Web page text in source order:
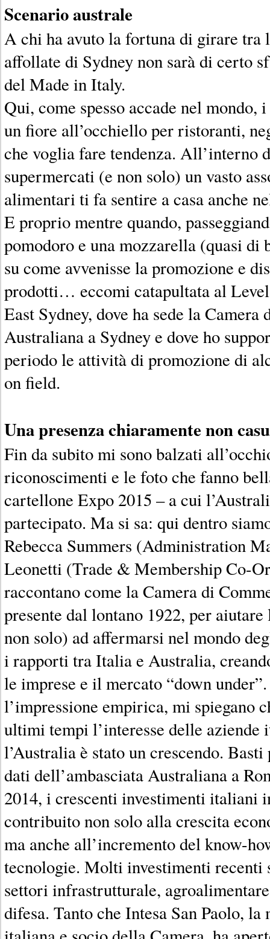
Scenario australe
A chi ha avuto la fortuna di girare tra
affollate di Sydney non sarà di certo
del Made in Italy.
Qui, come spesso accade nel
un fiore all’occhiello per ristoranti,
che voglia fare tendenza. All’interno
supermercati (e non solo) un vasto
alimentari ti fa sentire a casa anche
E proprio mentre quando,
pomodoro e una mozzarella (quasi di
su come avvenisse la promozione e
prodotti… eccomi catapultata al
East Sydney, dove ha sede la
Australiana a Sydney e dove ho
periodo le attività di promozione di
on field.
Una presenza chiaramente non
Fin da subito mi sono balzati
riconoscimenti e le foto che fanno
cartellone Expo 2015 – a cui
partecipato. Ma si sa: qui dentro
Rebecca Summers (Administration
Leonetti (Trade & Membership Co-
raccontano come la Camera di
presente dal lontano 1922, per
non solo) ad affermarsi nel mondo
i rapporti tra Italia e Australia,
le imprese e il mercato “down
l’impressione empirica, mi spiegano
ultimi tempi l’interesse delle aziende
l’Australia è stato un crescendo. Basti
dati dell’ambasciata Australiana a
2014, i crescenti investimenti italiani
contribuito non solo alla crescita
ma anche all’incremento del know-
tecnologie. Molti investimenti recenti
settori infrastrutturale,
difesa. Tanto che Intesa San Paolo, la